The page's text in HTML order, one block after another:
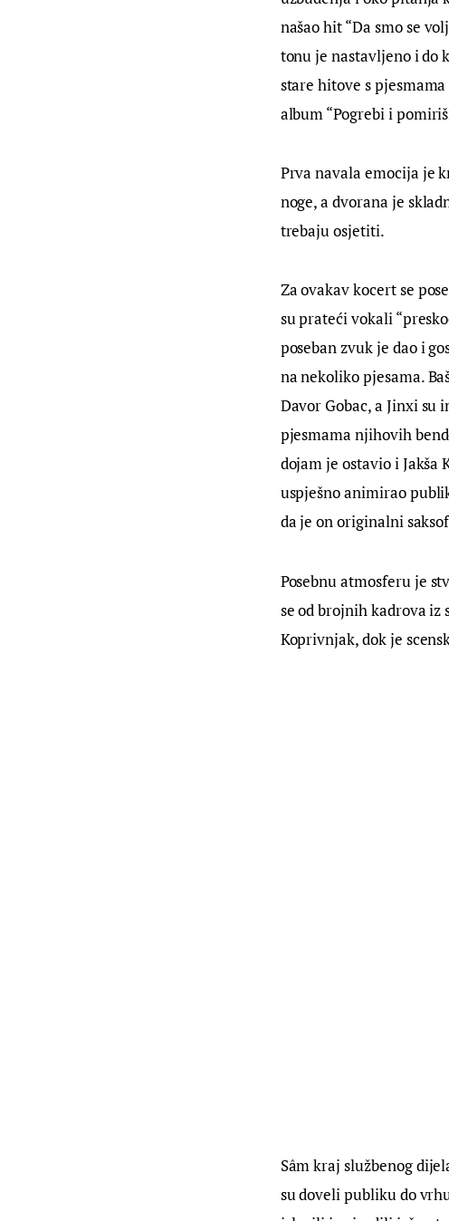
našao hit “Da smo se
tonu je nastavljeno i do
stare hitove s
album “Pogrebi i
Prva navala emocija je
noge, a dvorana je
trebaju osjetiti.
Za ovakav kocert se
su prateći vokali
poseban zvuk je dao i
na nekoliko pjesama.
Davor Gobac, a Jinxi
pjesmama njihovih
dojam je ostavio i
uspješno animirao
da je on originalni
Posebnu atmosferu je
se od brojnih kadrova
Koprivnjak, dok je
Sâm kraj službenog
su doveli publiku do